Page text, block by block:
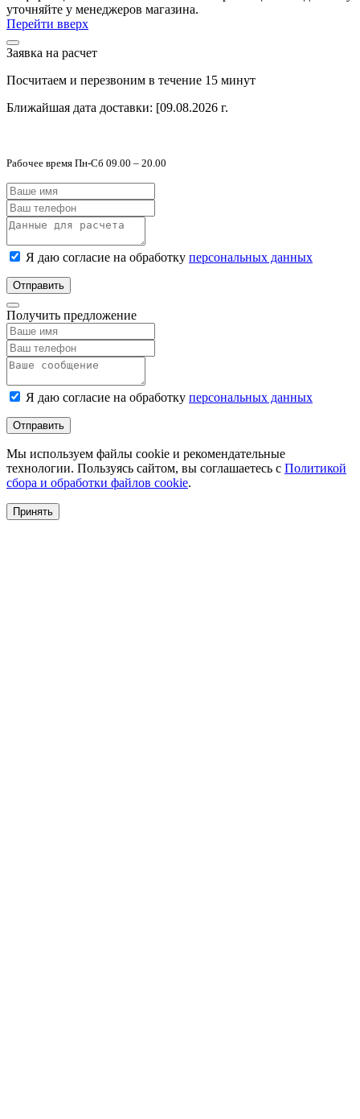
уточняйте у менеджеров магазина.
Перейти вверх
Заявка на расчет
Посчитаем и перезвоним в течение 15 минут
Ближайшая дата доставки: [09.08.2026 г.
Рабочее время Пн-Сб 09.00 – 20.00
Я даю согласие на обработку персональных данных
Отправить
Получить предложение
Я даю согласие на обработку персональных данных
Отправить
Мы используем файлы cookie и рекомендательные
технологии. Пользуясь сайтом, вы соглашаетесь с Политикой
сбора и обработки файлов cookie.
Принять